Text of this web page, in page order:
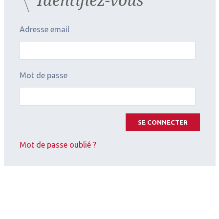
Adresse email
Mot de passe
SE CONNECTER
Mot de passe oublié ?